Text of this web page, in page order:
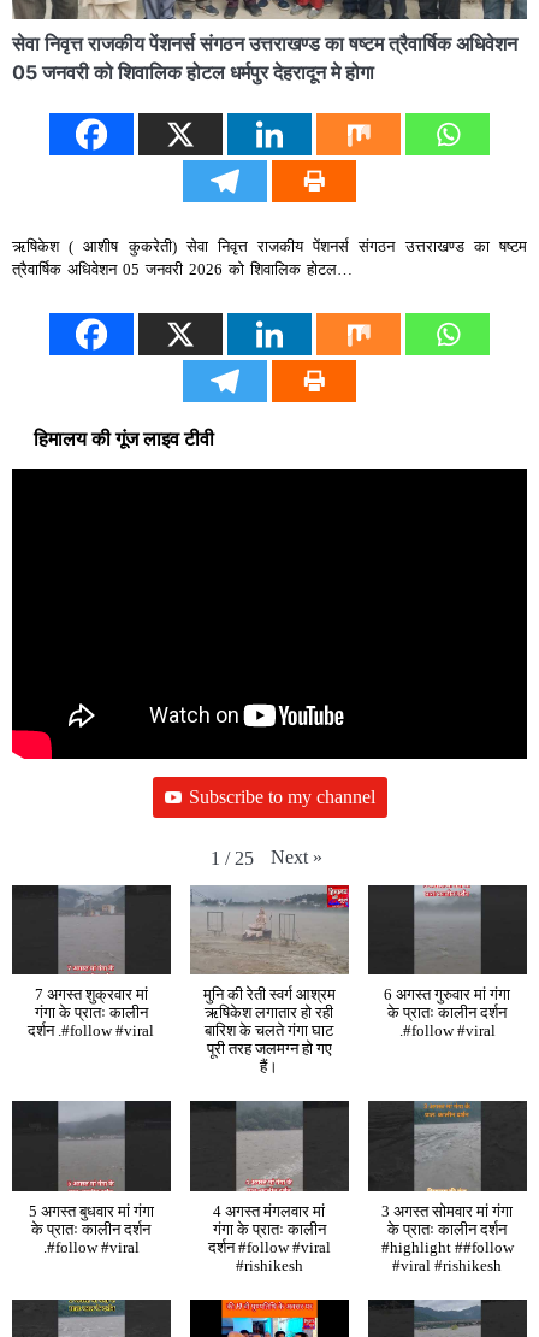
सेवा निवृत्त राजकीय पेंशनर्स संगठन उत्तराखण्ड का षष्टम त्रैवार्षिक अधिवेशन
05 जनवरी को शिवालिक होटल धर्मपुर देहरादून मे होगा
ऋषिकेश ( आशीष कुकरेती) सेवा निवृत्त राजकीय पेंशनर्स संगठन उत्तराखण्ड का षष्टम
त्रैवार्षिक अधिवेशन 05 जनवरी 2026 को शिवालिक होटल…
हिमालय की गूंज लाइव टीवी
Subscribe to my channel
1 / 25 Next »
7 अगस्त शुक्रवार मां
गंगा के प्रातः कालीन
दर्शन .#follow #viral
मुनि की रेती स्वर्ग आश्रम
ऋषिकेश लगातार हो रही
बारिश के चलते गंगा घाट
पूरी तरह जलमग्न हो गए
हैं।
6 अगस्त गुरुवार मां गंगा
के प्रातः कालीन दर्शन
.#follow #viral
5 अगस्त बुधवार मां गंगा
के प्रातः कालीन दर्शन
.#follow #viral
4 अगस्त मंगलवार मां
गंगा के प्रातः कालीन
दर्शन #follow #viral
#rishikesh
3 अगस्त सोमवार मां गंगा
के प्रातः कालीन दर्शन
#highlight ##follow
#viral #rishikesh